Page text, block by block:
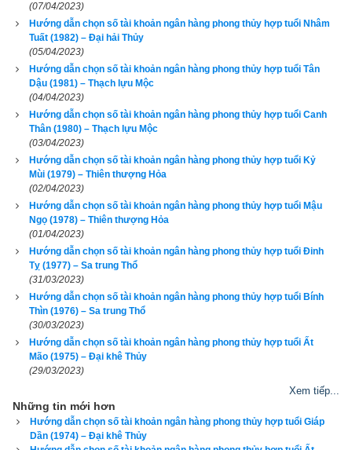
Quý Sửu (癸丑) là kết hợp thứ 50 trong hệ thống đánh số
Chi của người Á Đông. Nó được kết hợp từ
Thiên can Quý
(Số thứ tự 10 - Âm Thủy) và
Thổ). Tuổi Quý Sửu
CUA BIỂN, vận số Quyển Nội Chi Ngưu
Theo bảng tra mệnh cung phi bát trạch thì Tuổi Quý Sửu 1973
nam có mệnh Số 9 – Cửu Tử
Đông Tứ Trạch
(Đông Tứ Mệnh) nên chọn vợ có cung
mệnh Khảm (Số 1), Chấn (số 3), Tốn (số 4), Ly (Số 9) và các
hướng tốt là Chính Bắc, Chính Đông, Chính Nam, Đông Nam.
có cung mệnh Khôn
(Số 2), Càn (Số 6), Đoài (số 7), Cấn (số 8) và các hướng xấu
là Đông Bắc, Chính Tây, Tây Bắc, Tây Nam.
(07/04/2023)
Hướng dẫn chọn số tài khoản ngân hàng phong thủy hợp tuổi Nhâm
Tuất (1982) – Đại hải Thủy
(05/04/2023)
Hướng dẫn chọn số tài khoản ngân hàng phong thủy hợp tuổi Tân
Dậu (1981) – Thạch lựu Mộc
(04/04/2023)
Hướng dẫn chọn số tài khoản ngân hàng phong thủy hợp tuổi Canh
Thân (1980) – Thạch lựu Mộc
(03/04/2023)
Hướng dẫn chọn số tài khoản ngân hàng phong thủy hợp tuổi Kỷ
Mùi (1979) – Thiên thượng Hỏa
(02/04/2023)
Hướng dẫn chọn số tài khoản ngân hàng phong thủy hợp tuổi Mậu
Ngọ (1978) – Thiên thượng Hỏa
(01/04/2023)
Hướng dẫn chọn số tài khoản ngân hàng phong thủy hợp tuổi Đinh
Tỵ (1977) – Sa trung Thổ
(31/03/2023)
Hướng dẫn chọn số tài khoản ngân hàng phong thủy hợp tuổi Bính
Thìn (1976) – Sa trung Thổ
(30/03/2023)
Hướng dẫn chọn số tài khoản ngân hàng phong thủy hợp tuổi Ất
Mão (1975) – Đại khê Thủy
(29/03/2023)
Xem tiếp...
Những tin mới hơn
Hướng dẫn chọn số tài khoản ngân hàng phong thủy hợp tuổi Giáp
Dần (1974) – Đại khê Thủy